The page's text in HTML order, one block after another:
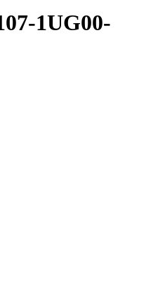
1UG00-